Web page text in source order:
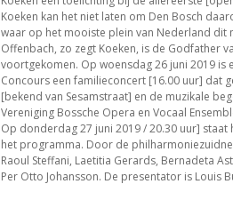
Koeken kan het niet laten om Den Bosch
waar op het mooiste plein van Nederland dit
Offenbach, zo zegt Koeken, is de Godfather
voortgekomen. Op woensdag 26 juni 2019 is
Concours een familieconcert [16.00 uur] dat
[bekend van Sesamstraat] en de muzikale
Vereniging Bossche Opera en Vocaal
Op donderdag 27 juni 2019 / 20.30 uur]
het programma. Door de
Raoul Steffani, Laetitia Gerards, Bernadeta
Per Otto Johansson. De presentator is Louis